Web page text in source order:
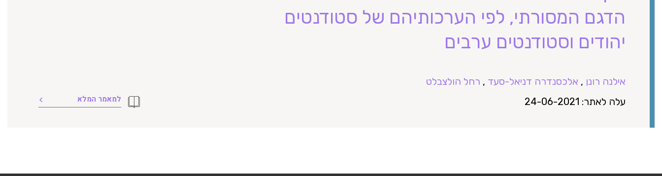
הדגם המסורתי, לפי הערכותיהם של סטודנטים
יהודים וסטודנטים ערבים
אילנה רונן , אלכסנדרה דניאל-סעד , רחל הולצבלט
עלה לאתר: 24-06-2021
למאמר המלא